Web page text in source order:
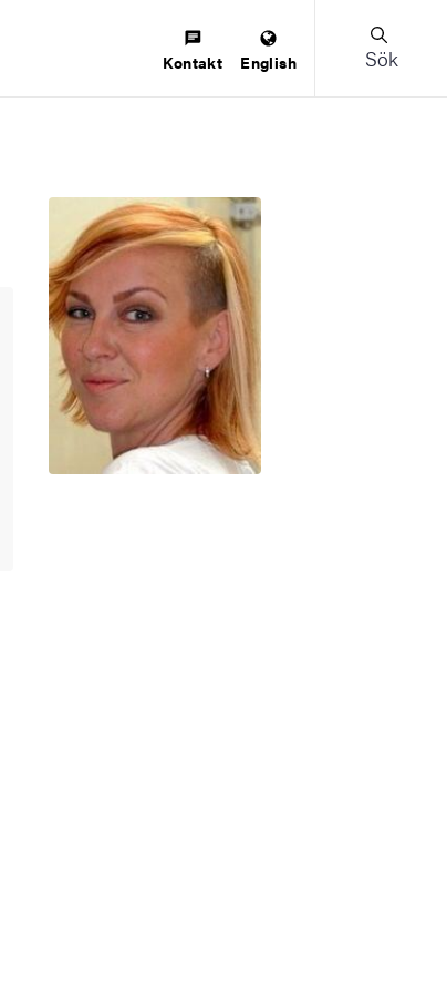
Kontakt English Sök